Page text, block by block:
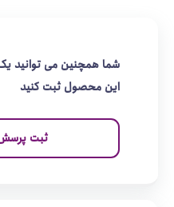
شما همچنین می توانید
این محصول ثبت کنید
ثبت